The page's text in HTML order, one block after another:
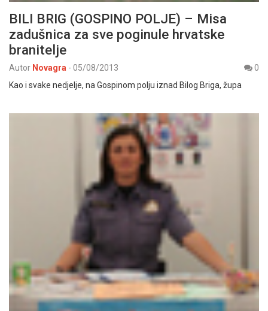
BILI BRIG (GOSPINO POLJE) – Misa
zadušnica za sve poginule hrvatske
branitelje
Autor Novagra - 05/08/2013
0
Kao i svake nedjelje, na Gospinom polju iznad Bilog Briga, župa